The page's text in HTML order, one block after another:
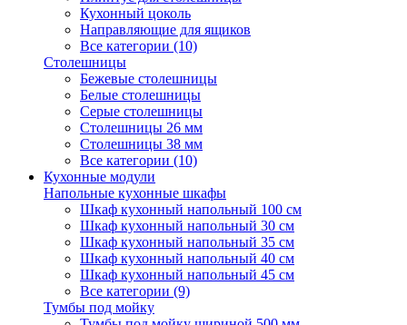
Кухонный цоколь
Направляющие для ящиков
Все категории (10)
Столешницы
Бежевые столешницы
Белые столешницы
Серые столешницы
Столешницы 26 мм
Столешницы 38 мм
Все категории (10)
Кухонные модули
Напольные кухонные шкафы
Шкаф кухонный напольный 100 см
Шкаф кухонный напольный 30 см
Шкаф кухонный напольный 35 см
Шкаф кухонный напольный 40 см
Шкаф кухонный напольный 45 см
Все категории (9)
Тумбы под мойку